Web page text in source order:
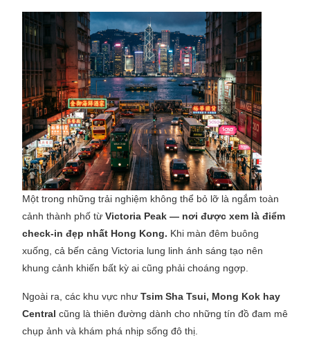
Một trong những trải nghiệm không thể bỏ lỡ là ngắm toàn
cảnh thành phố từ Victoria Peak — nơi được xem là điểm
check-in đẹp nhất Hong Kong. Khi màn đêm buông
xuống, cả bến cảng Victoria lung linh ánh sáng tạo nên
khung cảnh khiến bất kỳ ai cũng phải choáng ngợp.
Ngoài ra, các khu vực như Tsim Sha Tsui, Mong Kok hay
Central cũng là thiên đường dành cho những tín đồ đam mê
chụp ảnh và khám phá nhịp sống đô thị.